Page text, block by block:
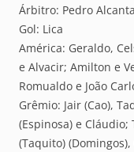
Árbitro: Pedro
Gol: Lica
América: Geraldo,
e Alvacir; Amilton e
Romualdo e João
Grêmio: Jair (Cao),
(Espinosa) e Cláudio;
(Taquito)